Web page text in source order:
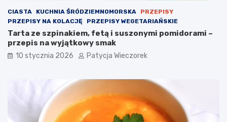
CIASTA KUCHNIA ŚRÓDZIEMNOMORSKA
PRZEPISY
PRZEPISY NA KOLACJĘ
PRZEPISY WEGETARIAŃSKIE
Tarta ze szpinakiem, fetą i suszonymi pomidorami –
przepis na wyjątkowy smak
10 stycznia 2026 Patycja Wieczorek